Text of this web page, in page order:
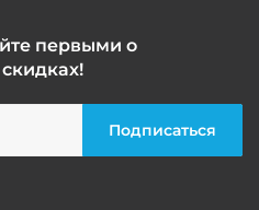
первыми о